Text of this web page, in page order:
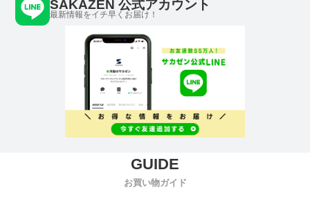
SAKAZEN 公式アカウント
最新情報をイチ早くお届け！
お買い物ガイド